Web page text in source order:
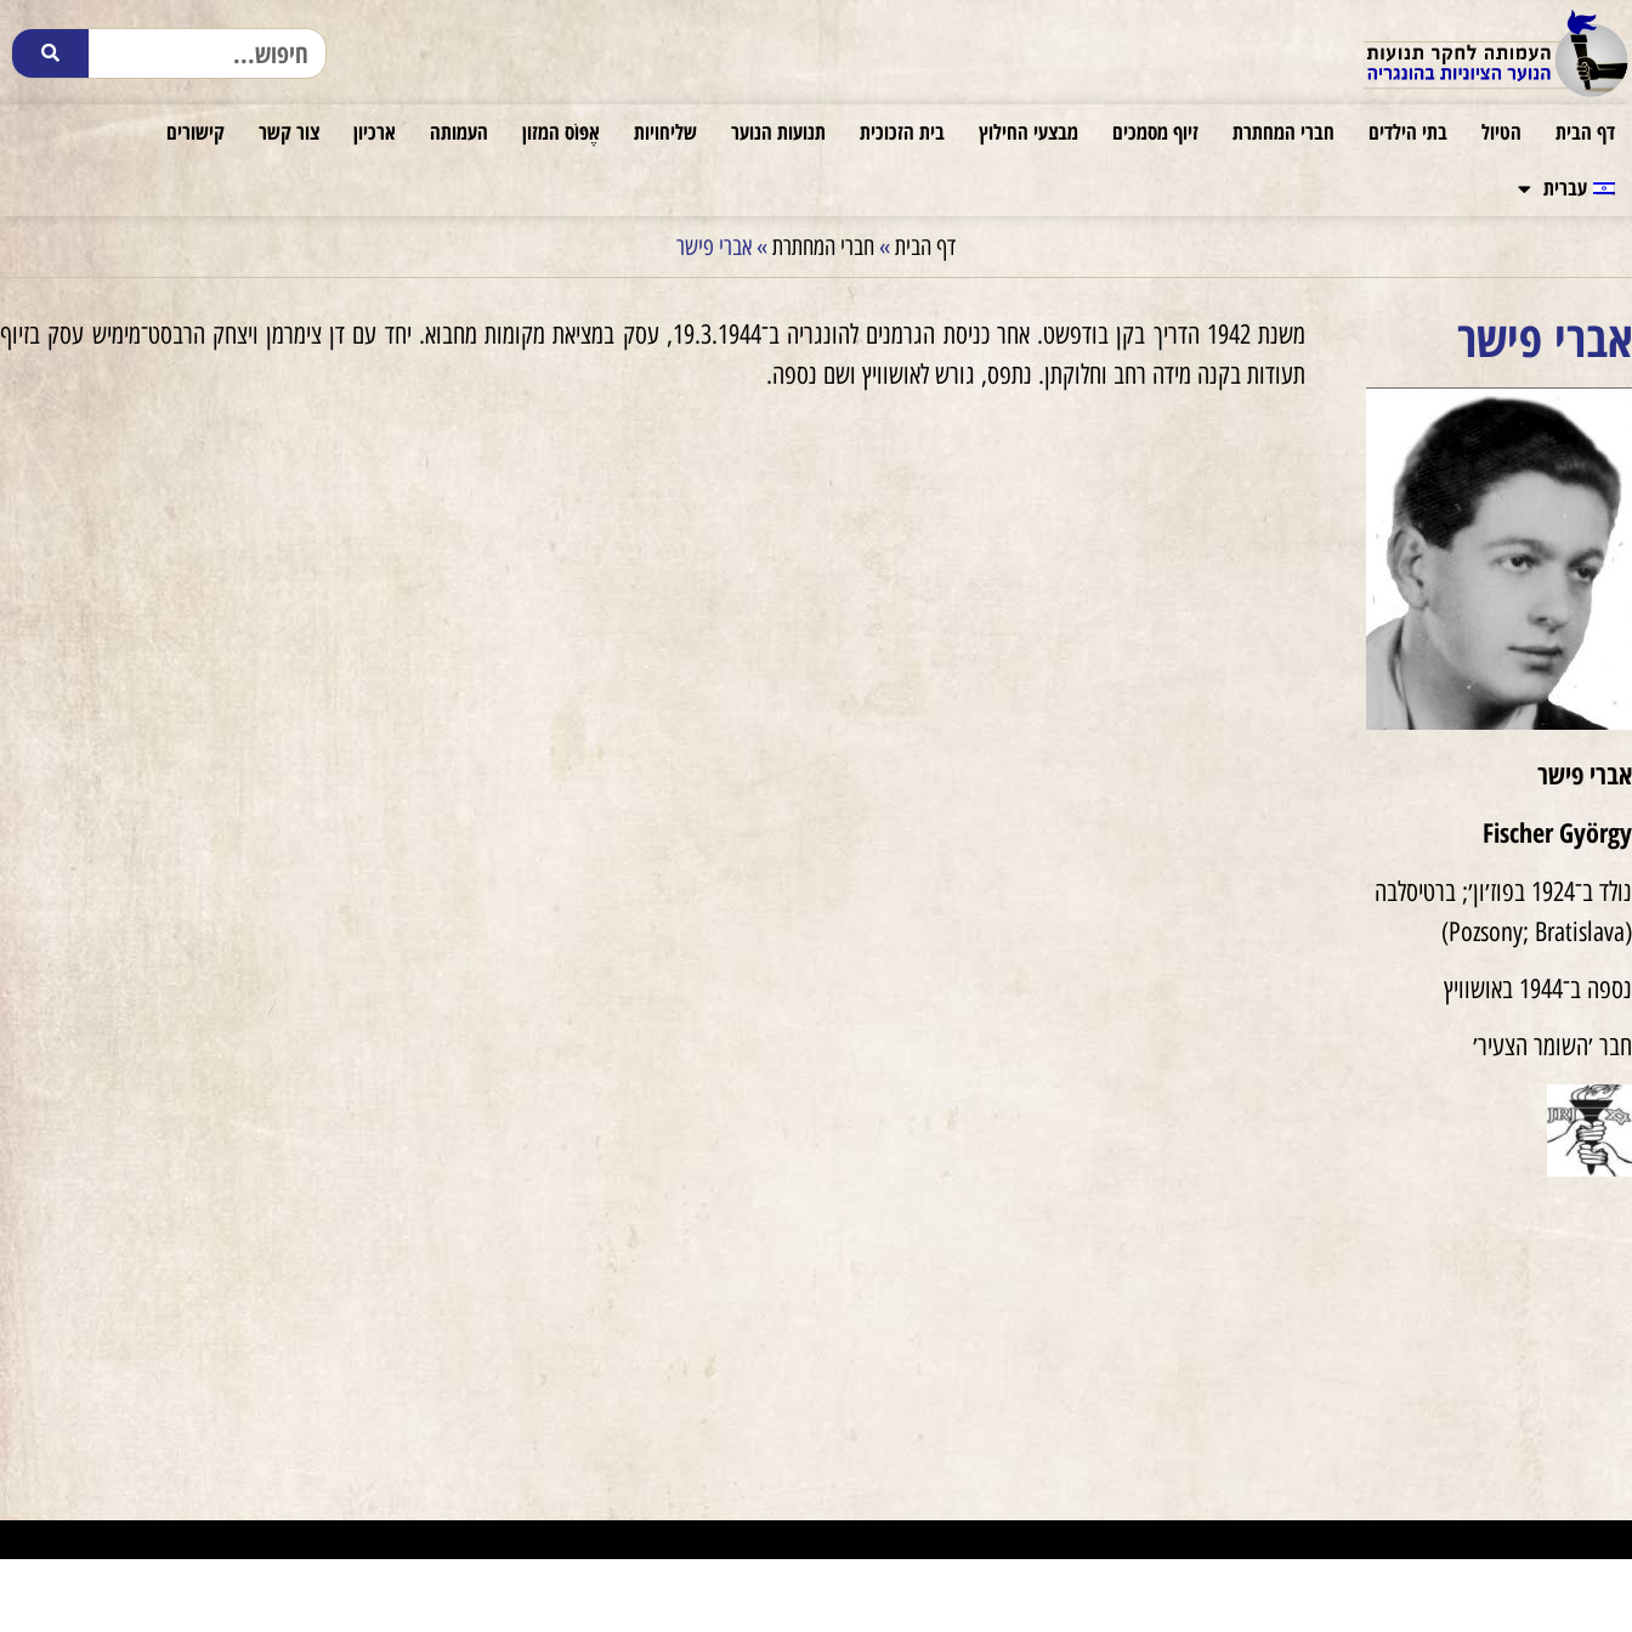
דף הבית הטיול בתי הילדים חברי המחתרת זיוף מסמכים מבצעי החילוץ בית הזכוכית תנועות הנוער שליחויות אֶפּוֹס המזון העמותה ארכיון צור קשר
קישורים
עברית
דף הבית» חברי המחתרת»אברי פישר
אברי פישר
אברי פישר
Fischer György
נולד ב־1924 בפוז׳ון׳; ברטיסלבה
(Pozsony; Bratislava)
נספה ב־1944 באושוויץ
חבר ׳השומר הצעיר׳
משנת 1942 הדריך בקן בודפשט. אחר כניסת הגרמנים להונגריה ב־19.3.1944, עסק במציאת מקומות מחבוא. יחד עם דן צימרמן ויצחק הרבסט־מימיש עסק בזיוף
תעודות בקנה מידה רחב וחלוקתן. נתפס, גורש לאושוויץ ושם נספה.